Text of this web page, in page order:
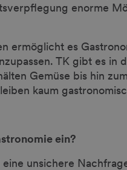
enorme
ermöglicht es
TK gibt es in
Gemüse bis hin
kaum
ein?
unsichere